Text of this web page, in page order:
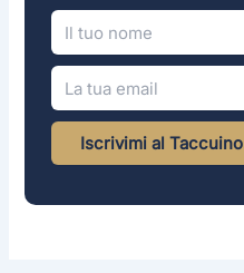
Iscrivimi al Taccuino